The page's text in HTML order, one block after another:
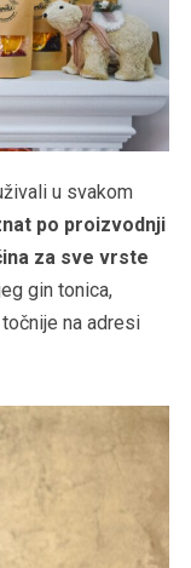
u svakom
po proizvodnji
za sve vrste
gin tonica,
na adresi